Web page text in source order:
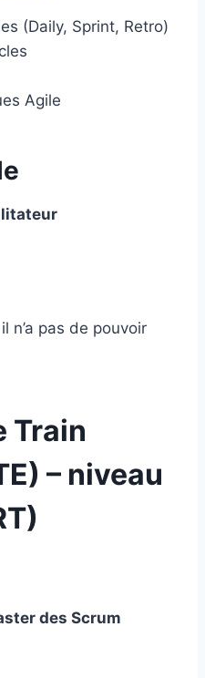
(Daily, Sprint, Retro)
Agile
n’a pas de pouvoir
Train
– niveau
des Scrum